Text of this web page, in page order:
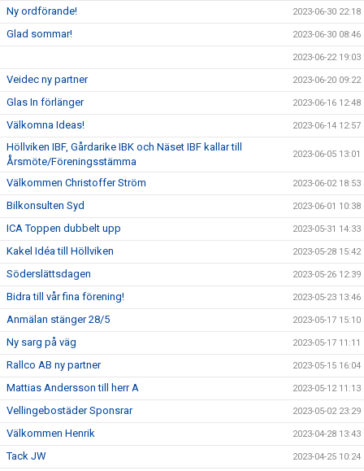
Ny ordförande! 2023-06-30 22:18
Glad sommar! 2023-06-30 08:46
2023-06-22 19:03
Veidec ny partner 2023-06-20 09:22
Glas In förlänger 2023-06-16 12:48
Välkomna Ideas! 2023-06-14 12:57
Höllviken IBF, Gårdarike IBK och Näset IBF kallar till
Årsmöte/Föreningsstämma
2023-06-05 13:01
Välkommen Christoffer Ström 2023-06-02 18:53
Bilkonsulten Syd 2023-06-01 10:38
ICA Toppen dubbelt upp 2023-05-31 14:33
Kakel Idéa till Höllviken 2023-05-28 15:42
Söderslättsdagen 2023-05-26 12:39
Bidra till vår fina förening! 2023-05-23 13:46
Anmälan stänger 28/5 2023-05-17 15:10
Ny sarg på väg 2023-05-17 11:11
Rallco AB ny partner 2023-05-15 16:04
Mattias Andersson till herr A 2023-05-12 11:13
Vellingebostäder Sponsrar 2023-05-02 23:29
Välkommen Henrik 2023-04-28 13:43
Tack JW 2023-04-25 10:24